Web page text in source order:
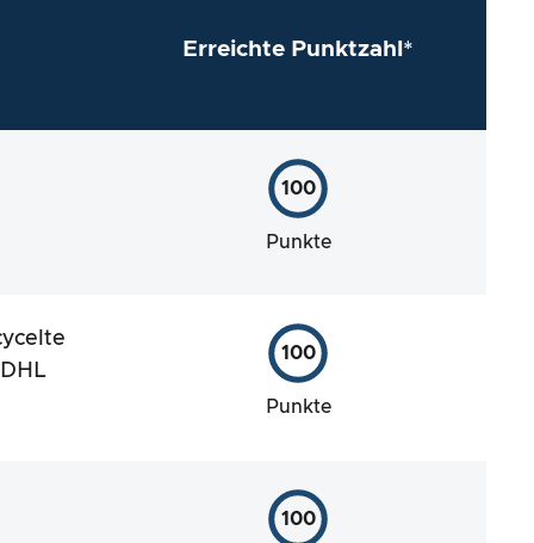
Erreichte Punktzahl*
100
Punkte
100
Punkte
100